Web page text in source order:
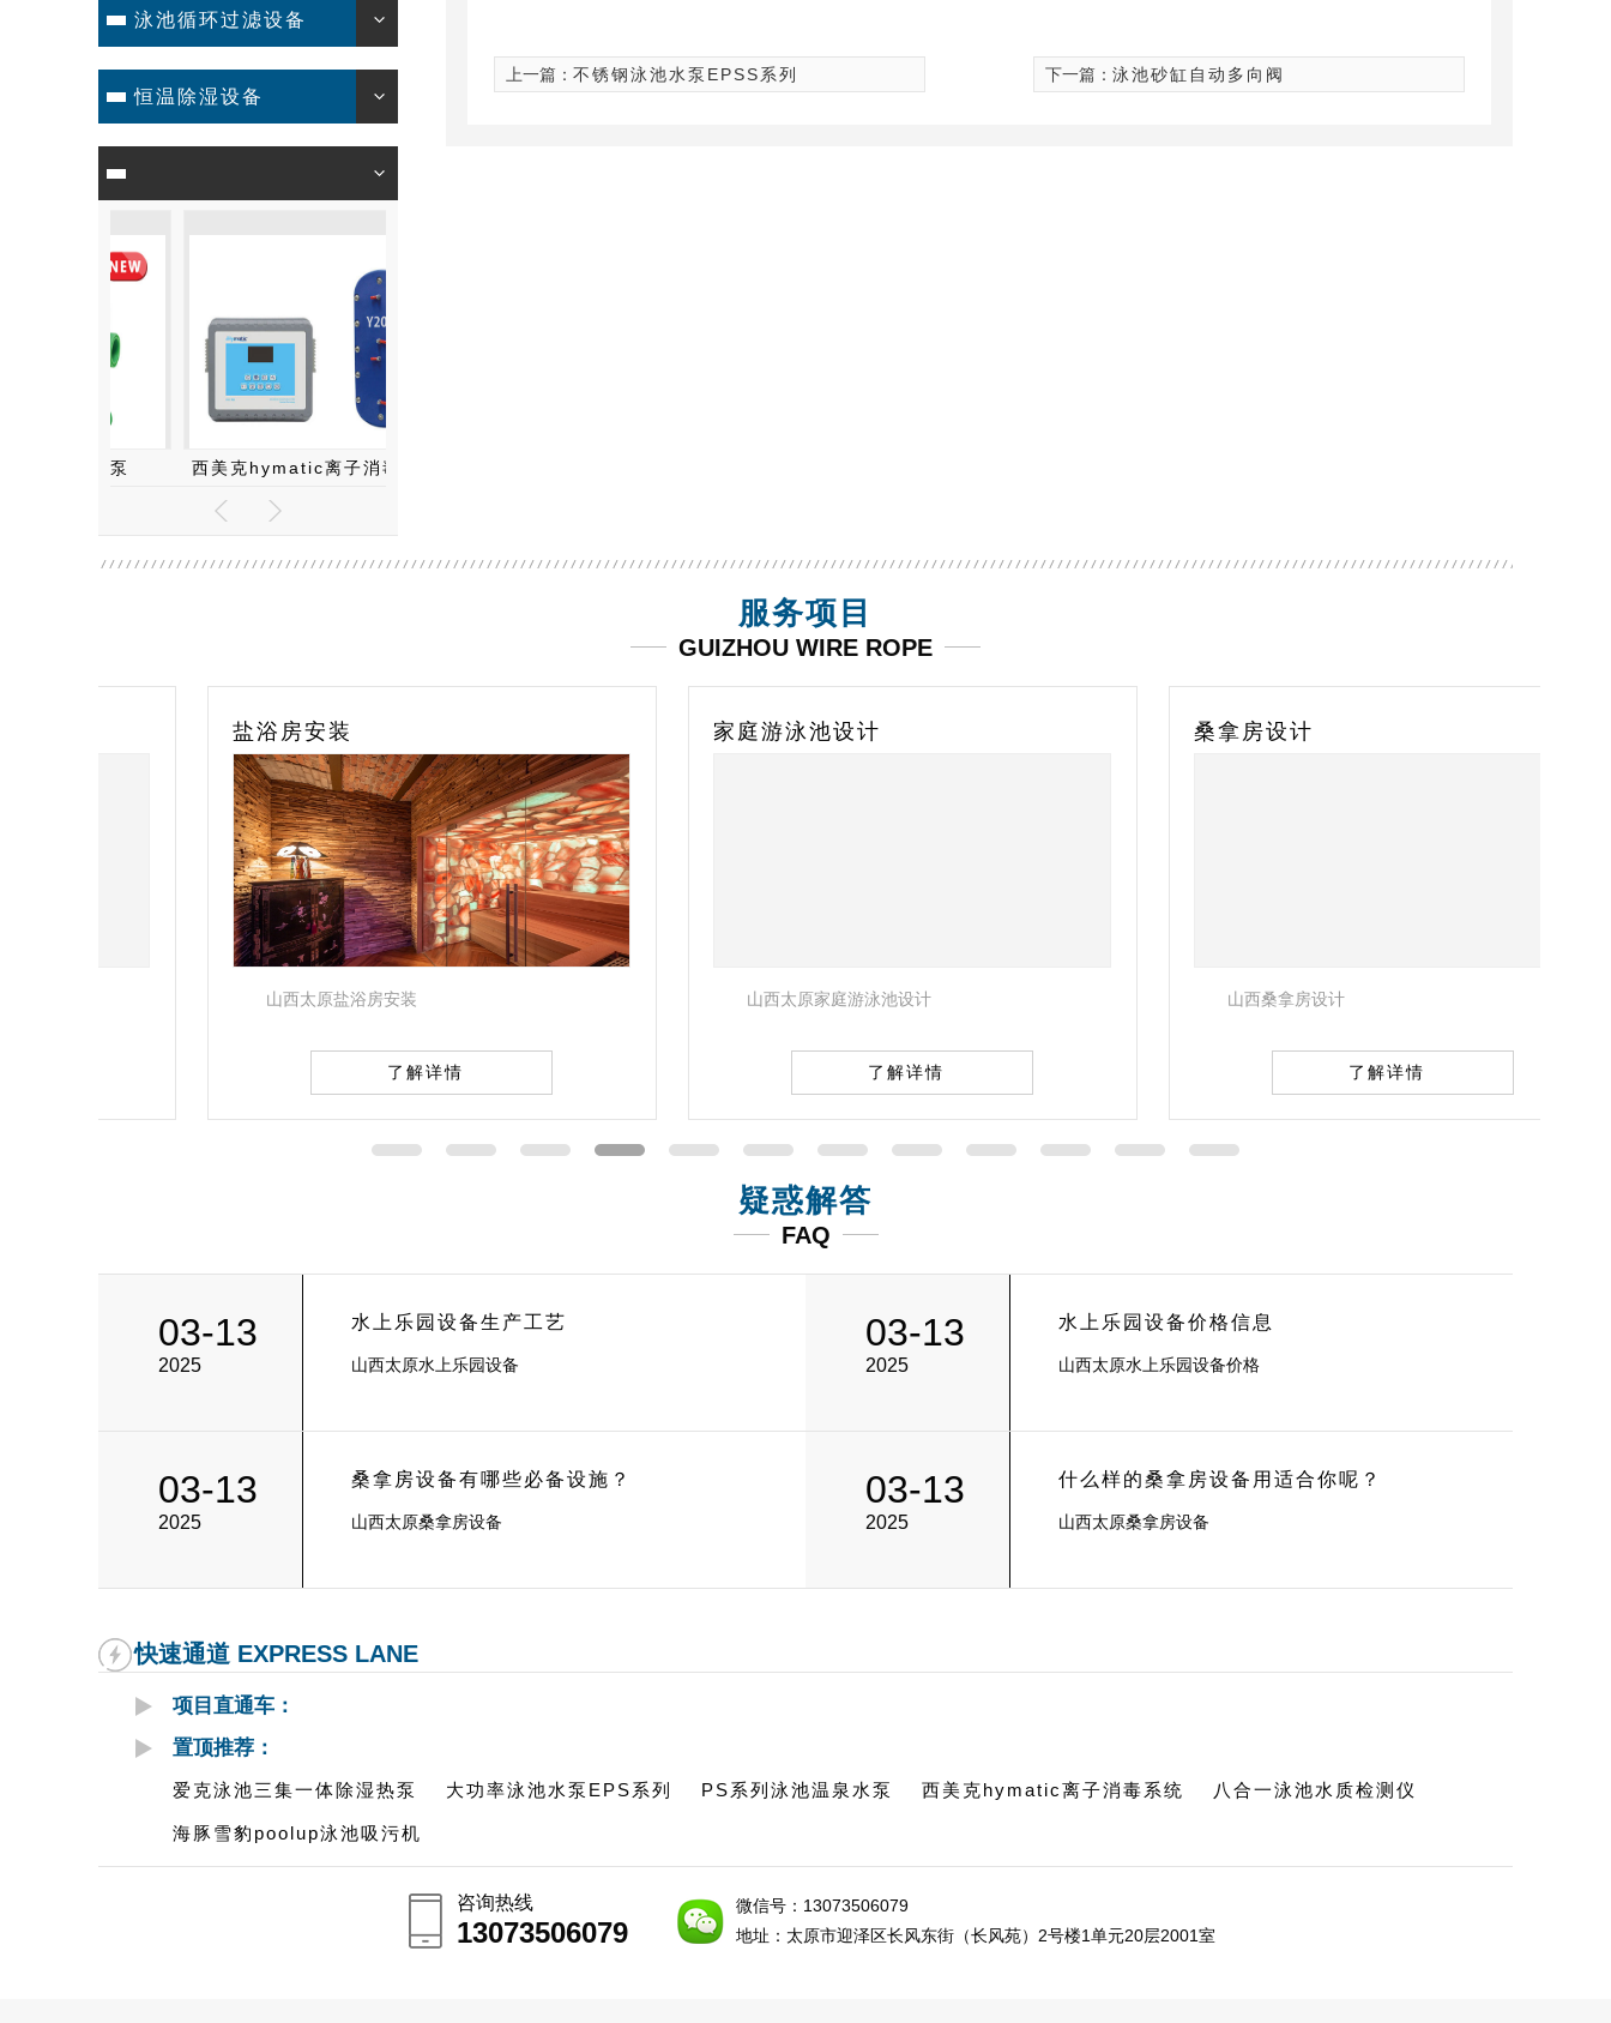
泳池循环过滤设备
恒温除湿设备
西美克hymatic离子消毒系统
上一篇： 不锈钢泳池水泵EPSS系列 下一篇： 泳池砂缸自动多向阀
服务项目
GUIZHOU WIRE ROPE
盐浴房安装
山西太原盐浴房安装
家庭游泳池设计
山西太原家庭游泳池设计
桑拿房设计
山西桑拿房设计
疑惑解答
FAQ
03-13
2025
水上乐园设备生产工艺
山西太原水上乐园设备
03-13
2025
水上乐园设备价格信息
山西太原水上乐园设备价格
03-13
2025
桑拿房设备有哪些必备设施？
山西太原桑拿房设备
03-13
2025
什么样的桑拿房设备用适合你呢？
山西太原桑拿房设备
快速通道 EXPRESS LANE
项目直通车：
置顶推荐：
爱克泳池三集一体除湿热泵 大功率泳池水泵EPS系列 PS系列泳池温泉水泵 西美克hymatic离子消毒系统 八合一泳池水质检测仪
海豚雪豹poolup泳池吸污机
咨询热线
13073506079
13073506079
微信号：13073506079
地址：太原市迎泽区长风东街（长风苑）2号楼1单元20层2001室